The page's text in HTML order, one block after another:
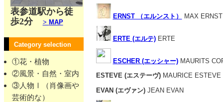
表参道駅から徒
歩2分
> MAP
Category selection
①花・植物
②風景・自然・室内
③人物Ⅰ（肖像画や
芸術的な）
ERNST （エルンスト） MAX ERNST
ERTE (エルテ)ERTE
ESCHER (エッシャー) MAURITS
ESTEVE (エステーヴ)MAURICE ESTEVE
EVAN (エヴァン) JEAN EVAN